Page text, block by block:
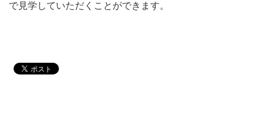
で見学していただくことができます。